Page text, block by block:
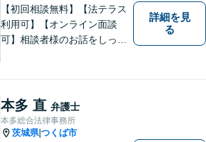
【初回相談無料】【法テラス
利用可】【オンライン面談
可】相談者様のお話をしっか
詳細を見
る
本多 直 弁護士
本多総合法律事務所
茨城県|つくば市